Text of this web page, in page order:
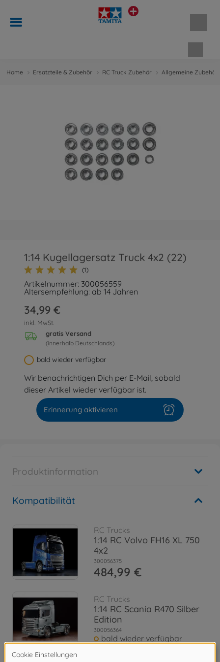
Home Ersatzteile & Zubehör RC Truck Zubehör Allgemeine
1:14 Kugellagersatz Truck 4x2 (22)
(1)
Artikelnummer: 300056559
Altersempfehlung: ab 14 Jahren
34,99 €
inkl. MwSt.
gratis Versand
(innerhalb Deutschlands)
bald wieder verfügbar
Wir benachrichtigen Dich per E-Mail, sobald
dieser Artikel wieder verfügbar ist.
Erinnerung aktivieren
Produktinformation
Kompatibilität
RC Trucks
1:14 RC Volvo FH16 XL 750
4x2
300056375
484,99 €
RC Trucks
1:14 RC Scania R470 Silber
Edition
300056364
bald wieder verfügbar